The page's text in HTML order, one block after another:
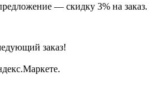
— скидку 3% на заказ.
заказ!